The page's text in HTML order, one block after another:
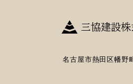
名古屋市熱田区幡野